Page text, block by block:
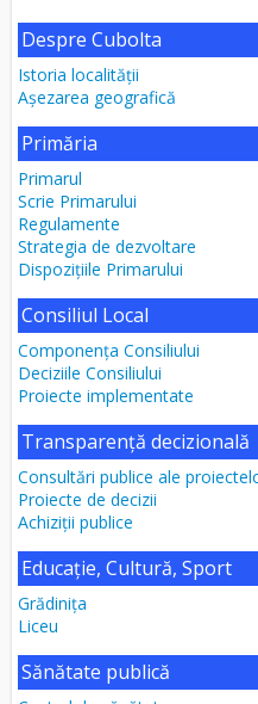
Despre Cubolta
Istoria localităţii
Aşezarea geografică
Primăria
Primarul
Scrie Primarului
Regulamente
Strategia de dezvoltare
Dispozițiile Primarului
Consiliul Local
Componenţa Consiliului
Deciziile Consiliului
Proiecte implementate
Transparență decizională
Consultări publice ale
Proiecte de decizii
Achiziții publice
Educaţie, Cultură, Sport
Grădiniţa
Liceu
Sănătate publică